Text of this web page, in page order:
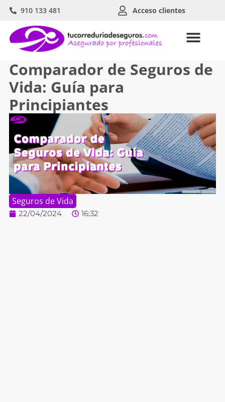
910 133 481 Acceso clientes
Comparador de Seguros de
Vida: Guía para
Principiantes
Seguros de Vida
22/04/2024 16:32